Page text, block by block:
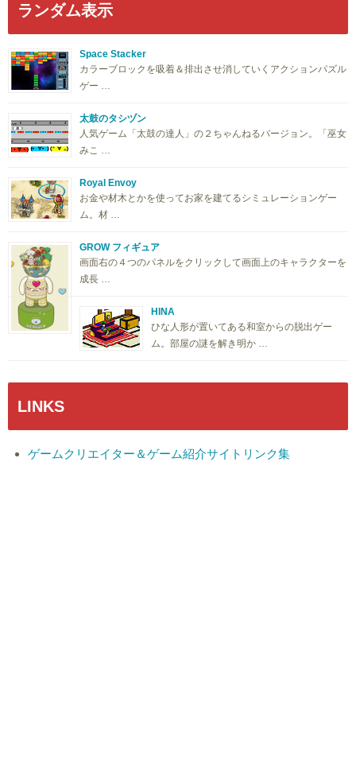
ランダム表示
Space Stacker
カラーブロックを吸着＆排出させ消していくアクションパズル
ゲー …
太鼓のタシヅン
人気ゲーム「太鼓の達人」の２ちゃんねるバージョン。「巫女
みこ …
Royal Envoy
お金や材木とかを使ってお家を建てるシミュレーションゲー
ム。材 …
GROW フィギュア
画面右の４つのパネルをクリックして画面上のキャラクターを
成長 …
HINA
ひな人形が置いてある和室からの脱出ゲー
ム。部屋の謎を解き明か …
LINKS
ゲームクリエイター＆ゲーム紹介サイトリンク集